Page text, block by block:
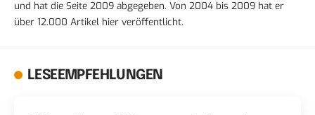
und hat die Seite 2009 abgegeben. Von 2004 bis 2009 hat er
über 12.000 Artikel hier veröffentlicht.
LESEEMPFEHLUNGEN